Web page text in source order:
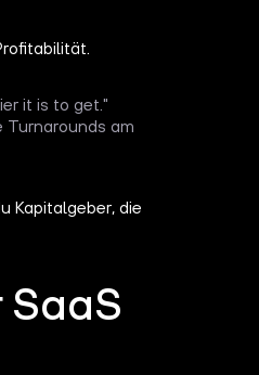
it is to get."
am
Kapitalgeber, die